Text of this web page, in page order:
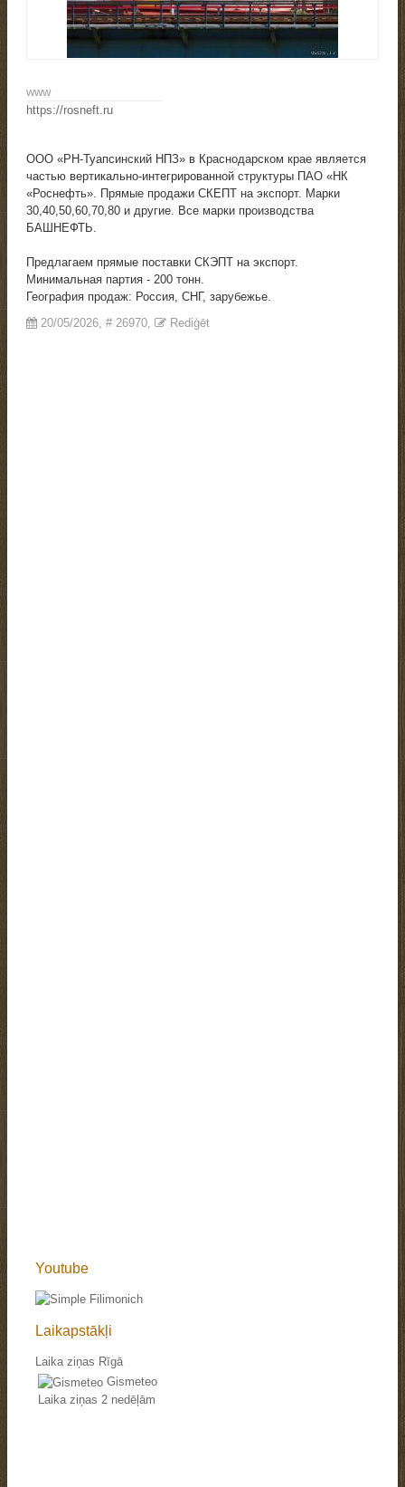
www
https://rosneft.ru
ООО «РН-Туапсинский НПЗ» в Краснодарском крае является
частью вертикально-интегрированной структуры ПАО «НК
«Роснефть». Прямые продажи СКЕПТ на экспорт. Марки
30,40,50,60,70,80 и другие. Все марки производства
БАШНЕФТЬ.
Предлагаем прямые поставки СКЭПТ на экспорт.
Минимальная партия - 200 тонн.
География продаж: Россия, СНГ, зарубежье.
20/05/2026, # 26970, Rediģēt
Youtube
Laikapstākļi
Laika ziņas Rīgā
Gismeteo
Laika ziņas 2 nedēļām